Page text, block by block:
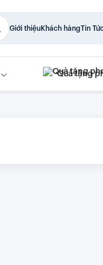
Giới thiệuKhách hàngTin
Quà tặng